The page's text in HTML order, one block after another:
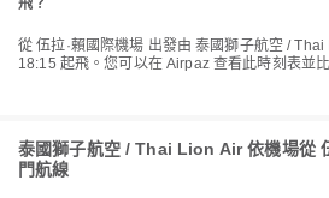
飛？
從 伍拉·賴國際機場 出發由 泰國獅子航空 / Thai Lion Air 執飛的最晚航班於
18:15 起飛。您可以在 Airpaz 查看此時刻表並
泰國獅子航空 / Thai Lion Air 依機場從
門航線